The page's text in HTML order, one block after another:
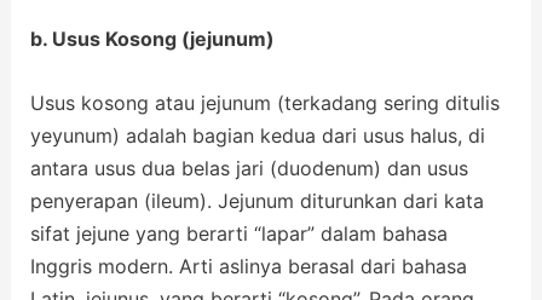
b. Usus Kosong (jejunum)
Usus kosong atau jejunum (terkadang sering ditulis
yeyunum) adalah bagian kedua dari usus halus, di
antara usus dua belas jari (duodenum) dan usus
penyerapan (ileum). Jejunum diturunkan dari kata
sifat jejune yang berarti “lapar” dalam bahasa
Inggris modern. Arti aslinya berasal dari bahasa